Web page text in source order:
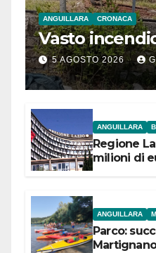
ANGUILLARA CRONACA
Vasto
5 AGOSTO 2026
ANGUILLARA
Regione
milioni di
ANGUILLARA
Parco:
Martignano